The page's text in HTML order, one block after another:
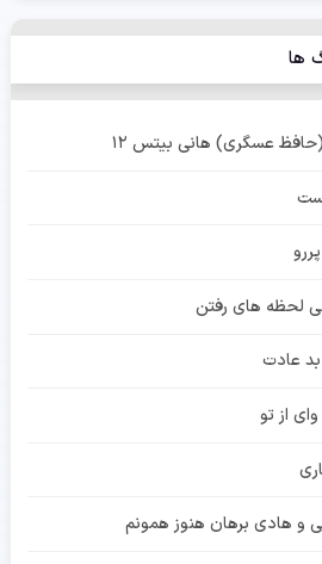
ها
عسگری) هانی بیتس 12
لحظه های رفتن
بد عادت
از تو
و هادی برهان هنوز همونم